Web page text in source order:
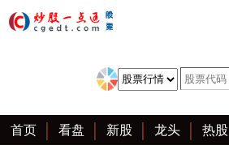
首页 看盘 新股 龙头 热股